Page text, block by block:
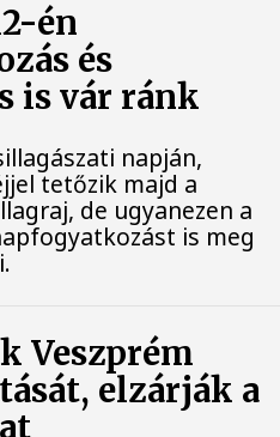
én
és
is vár ránk
napján,
tetőzik majd a
de ugyanezen a
is meg
Veszprém
elzárják a